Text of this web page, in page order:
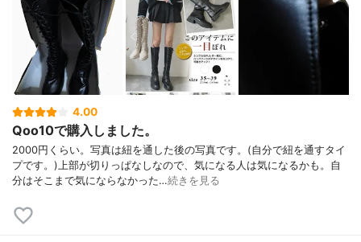
4.00
Qoo10で購入しました。
2000円くらい。写真は紐を通した後の写真です。(自分で紐を通すタイ
プです。)上部が切りっぱなしなので、気になる人は気になるかも。自
分はそこまで気にならなかった…続きを見る